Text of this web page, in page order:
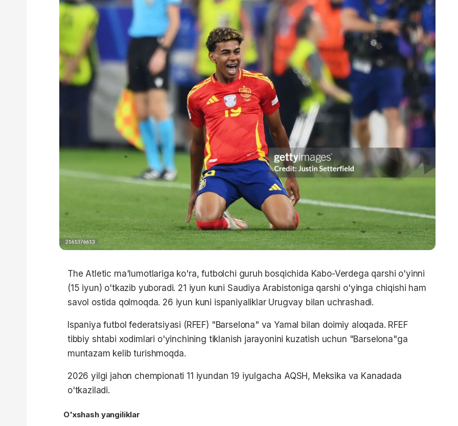
The Atletic ma'lumotlariga ko'ra, futbolchi guruh bosqichida Kabo-Verdega qarshi o'yinni
(15 iyun) o'tkazib yuboradi. 21 iyun kuni Saudiya Arabistoniga qarshi o'yinga chiqishi ham
savol ostida qolmoqda. 26 iyun kuni ispaniyaliklar Urugvay bilan uchrashadi.
Ispaniya futbol federatsiyasi (RFEF) "Barselona" va Yamal bilan doimiy aloqada. RFEF
tibbiy shtabi xodimlari o'yinchining tiklanish jarayonini kuzatish uchun "Barselona"ga
muntazam kelib turishmoqda.
2026 yilgi jahon chempionati 11 iyundan 19 iyulgacha AQSH, Meksika va Kanadada
o'tkaziladi.
O'xshash yangiliklar